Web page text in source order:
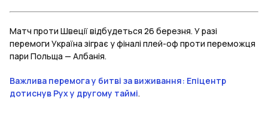
Матч проти Швеції відбудеться 26 березня. У разі
перемоги Україна зіграє у фіналі плей-оф проти переможця
пари Польща — Албанія.
Важлива перемога у битві за виживання: Епіцентр
дотиснув Рух у другому таймі.